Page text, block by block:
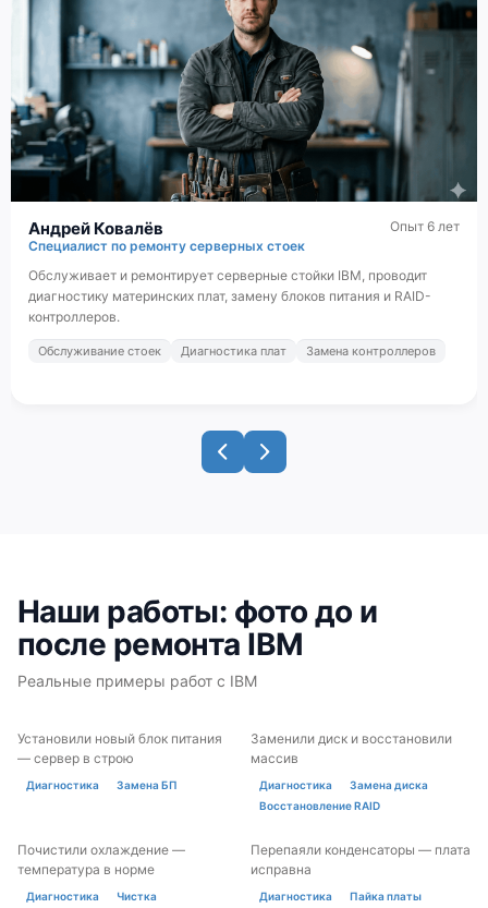
Андрей Ковалёв
Специалист по ремонту серверных стоек
Опыт 6 лет
Обслуживает и ремонтирует серверные стойки IBM, проводит
диагностику материнских плат, замену блоков питания и RAID-
контроллеров.
Обслуживание стоек Диагностика плат Замена контроллеров
Наши работы: фото до и
после ремонта IBM
Реальные примеры работ с IBM
ДО ПОСЛЕ
Установили новый блок питания
— сервер в строю
Диагностика Замена БП
ДО ПОСЛЕ
Заменили диск и восстановили
массив
Диагностика
Замена диска
Восстановление RAID
ДО ПОСЛЕ
Почистили охлаждение —
температура в норме
Диагностика
Чистка
ДО ПОСЛЕ
Перепаяли конденсаторы — плата
исправна
Диагностика Пайка платы